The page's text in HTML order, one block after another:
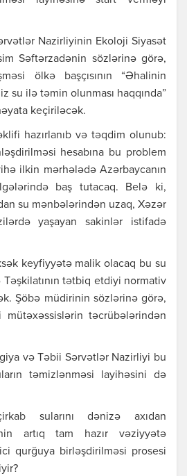
Nazirliyinin Ekoloji Siyasət
Səftərzadənin sözlərinə görə,
ölkə başçısının “Əhalinin
su ilə təmin olunması haqqında”
keçiriləcək.
hazırlanıb və təqdim olunub:
hesabına bu problem
ilkin mərhələdə Azərbaycanın
baş tutacaq. Belə ki,
su mənbələrindən uzaq, Xəzər
yaşayan sakinlər istifadə
keyfiyyətə malik olacaq bu su
tətbiq etdiyi normativ
Şöbə müdirinin sözlərinə görə,
təcrübələrindən
və Təbii Sərvətlər Nazirliyi bu
təmizlənməsi layihəsini də
sularını dənizə axıdan
artıq tam hazır vəziyyətə
qurğuya birləşdirilməsi prosesi